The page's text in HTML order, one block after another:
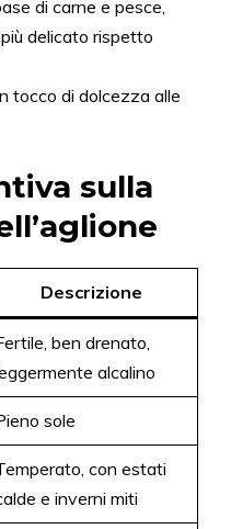
di carne e pesce,
delicato rispetto
tocco di dolcezza alle
sulla
Descrizione
ben drenato,
alcalino
sole
con estati
e inverni miti